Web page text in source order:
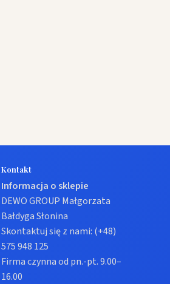
Kontakt
Informacja o sklepie
DEWO GROUP Małgorzata
Bałdyga Słonina
Skontaktuj się z nami: (+48)
575 948 125
Firma czynna od pn.-pt. 9.00–
16.00